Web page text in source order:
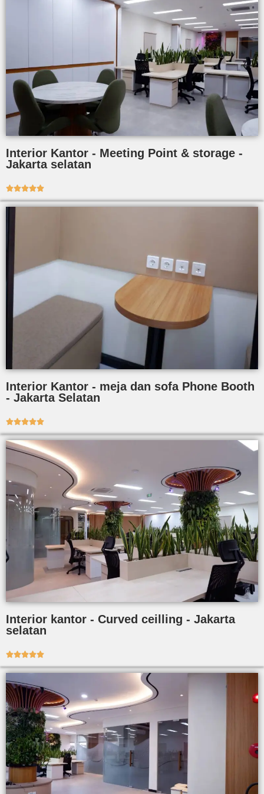
Interior Kantor - Meeting Point & storage -
Jakarta selatan

Interior Kantor - meja dan sofa Phone Booth
- Jakarta Selatan

Interior kantor - Curved ceilling - Jakarta
selatan
